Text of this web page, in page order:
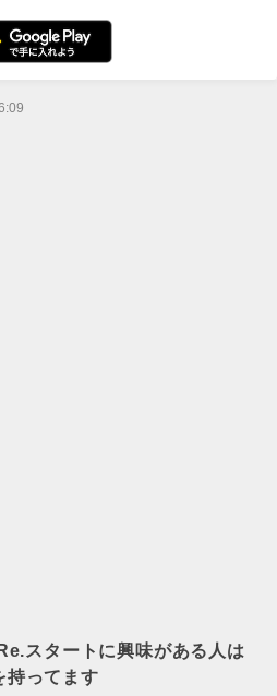
スタート に興味がある人は
持ってます